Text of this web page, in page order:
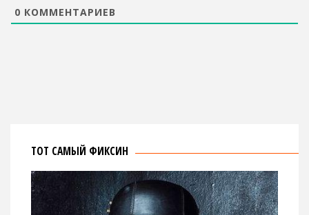
0 КОММЕНТАРИЕВ
ТОТ САМЫЙ ФИКСИН